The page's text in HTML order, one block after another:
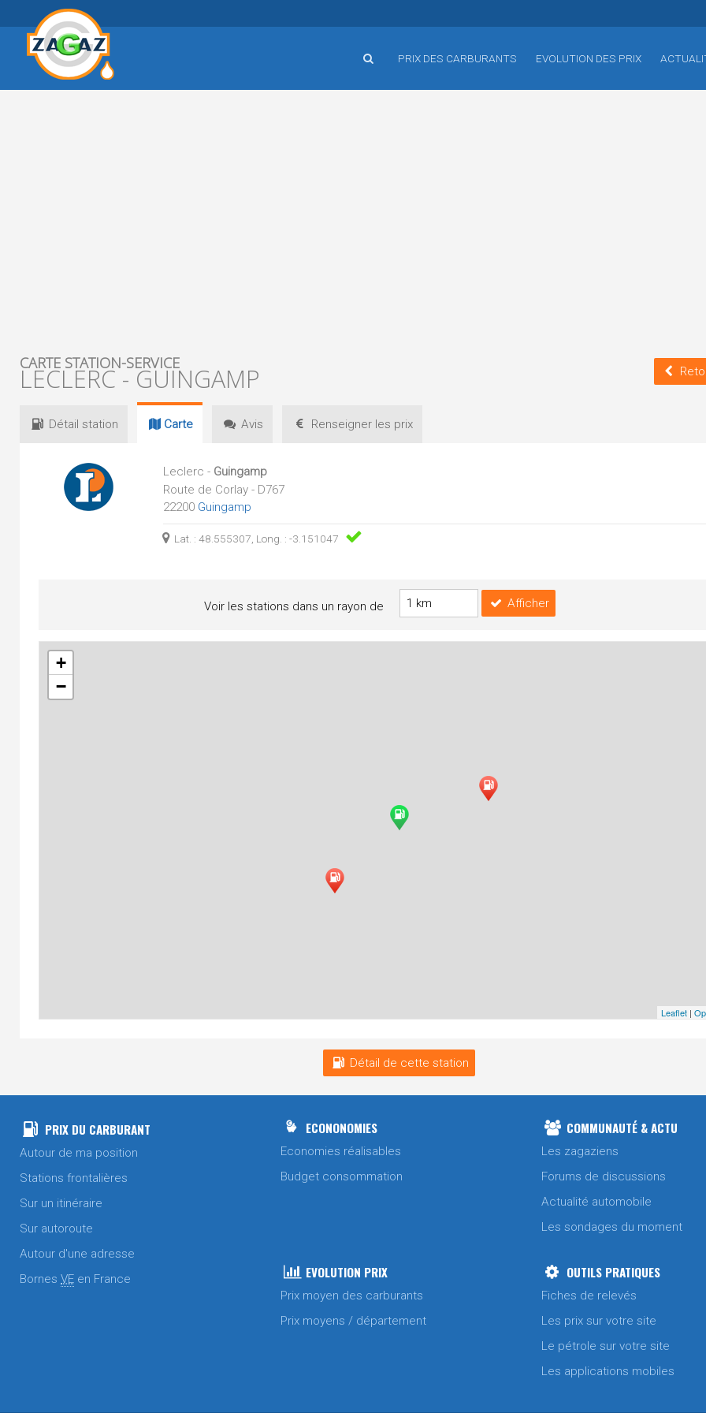
PRIX DES CARBURANTS EVOLUTION DES PRIX
CARTE STATION-SERVICE
LECLERC - GUINGAMP
Détail station Carte Avis Renseigner les prix
Leclerc - Guingamp
Route de Corlay - D767
22200 Guingamp
Lat. : 48.555307, Long. : -3.151047
Voir les stations dans un rayon de Afficher
+
−
Leaflet |
Détail de cette station
PRIX DU CARBURANT
Autour de ma position
Stations frontalières
Sur un itinéraire
Sur autoroute
Autour d'une adresse
Bornes VE en France
ECONONOMIES
Economies réalisables
Budget consommation
COMMUNAUTÉ & ACTU
Les zagaziens
Forums de discussions
Actualité automobile
Les sondages du moment
EVOLUTION PRIX
Prix moyen des carburants
Prix moyens / département
OUTILS PRATIQUES
Fiches de relevés
Les prix sur votre site
Le pétrole sur votre site
Les applications mobiles